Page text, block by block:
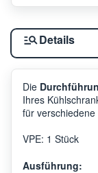
Details
Die
Ihres
für
VPE: 1 Stück
Ausführung: